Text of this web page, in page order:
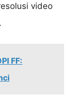
video
.
FF: